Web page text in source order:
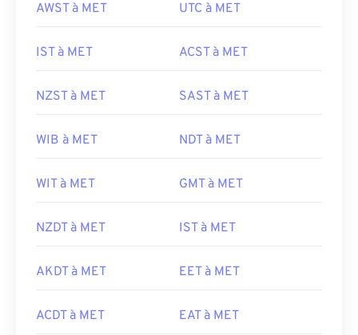
AWST à MET UTC à MET
IST à MET ACST à MET
NZST à MET SAST à MET
WIB à MET NDT à MET
WIT à MET GMT à MET
NZDT à MET IST à MET
AKDT à MET EET à MET
ACDT à MET EAT à MET